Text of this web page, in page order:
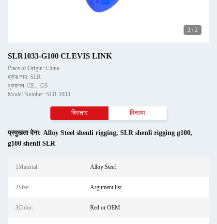
2 / 2
SLR1033-G100 CLEVIS LINK
Place of Origin: China
ब्रांड नाम: SLR
प्रमाणन: CE、GS
Model Number: SLR-1033
विस्तार विवरण
प्रमुखता देना: Alloy Steel shenli rigging, SLR shenli rigging g100,
g100 shenli SLR
1Material: Alloy Steel
2Size: Argument list
3Color: Red or OEM